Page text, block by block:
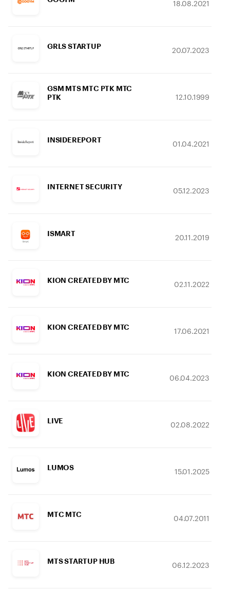
18.08.2021
GRLS STARTUP 20.07.2023
GSM MTS MTC PTK МТС
РТК
12.10.1999
INSIDEREPORT 01.04.2021
INTERNET SECURITY 05.12.2023
ISMART 20.11.2019
KION CREATED BY МТС 02.11.2022
KION CREATED BY МТС 17.06.2021
KION CREATED BY МТС 06.04.2023
LIVE 02.08.2022
LUMOS 15.01.2025
MTC МТС 04.07.2011
MTS STARTUP HUB 06.12.2023